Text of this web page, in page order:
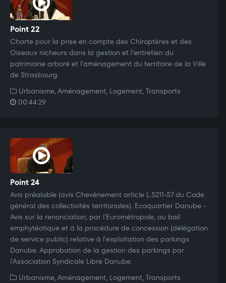
Point 22
Charte pour la prise en compte des Chiroptères et des
Oiseaux nicheurs dans la gestion et l’entretien du
patrimoine arboré et l’aménagement du territoire de la Ville
de Strasbourg.
Urbanisme, Aménagement, Logement, Transports
00:44:29
Point 24
Avis préalable (avis Chevènement article L.5211-57 du Code
général des collectivités territoriales). Ecoquartier Danube -
Avis sur la renonciation, par l'Eurométropole, au bail
emphytéotique et à la procédure de concession (délégation
de service public) relative à l'exploitation des parkings
Danube. Approbation de la gestion des parkings par
l'Association Syndicale Libre Danube.
Urbanisme, Aménagement, Logement, Transports